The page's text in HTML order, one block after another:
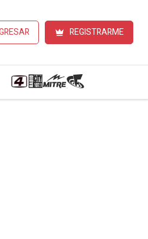
REGISTRARME